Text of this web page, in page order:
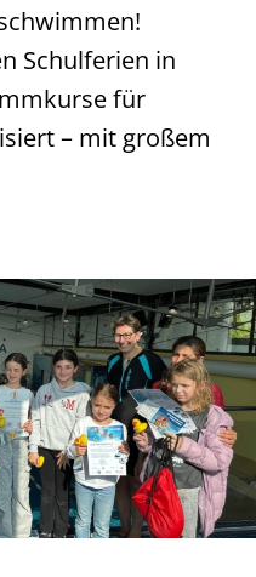
Schulferien in
für
– mit großem